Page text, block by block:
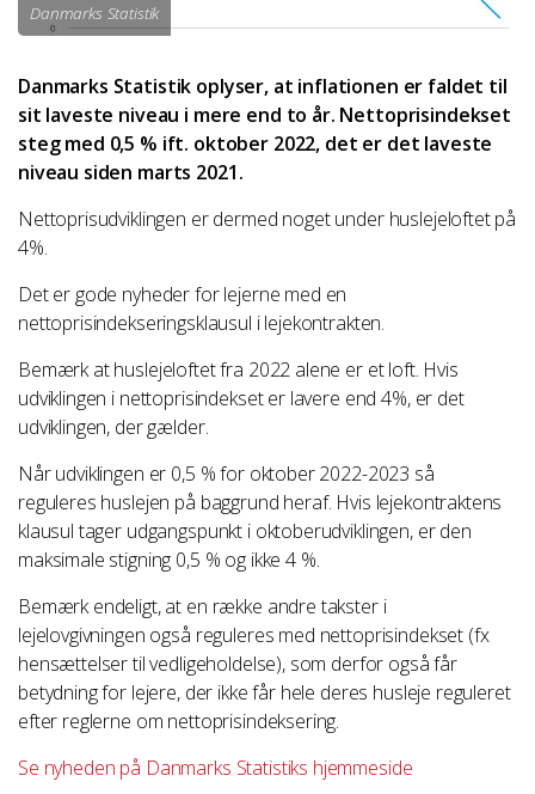
Danmarks Statistik
Danmarks Statistik oplyser, at inflationen er faldet til
sit laveste niveau i mere end to år. Nettoprisindekset
steg med 0,5 % ift. oktober 2022, det er det laveste
niveau siden marts 2021.
Nettoprisudviklingen er dermed noget under huslejeloftet på
4%.
Det er gode nyheder for lejerne med en
nettoprisindekseringsklausul i lejekontrakten.
Bemærk at huslejeloftet fra 2022 alene er et loft. Hvis
udviklingen i nettoprisindekset er lavere end 4%, er det
udviklingen, der gælder.
Når udviklingen er 0,5 % for oktober 2022-2023 så
reguleres huslejen på baggrund heraf. Hvis lejekontraktens
klausul tager udgangspunkt i oktoberudviklingen, er den
maksimale stigning 0,5 % og ikke 4 %.
Bemærk endeligt, at en række andre takster i
lejelovgivningen også reguleres med nettoprisindekset (fx
hensættelser til vedligeholdelse), som derfor også får
betydning for lejere, der ikke får hele deres husleje reguleret
efter reglerne om nettoprisindeksering.
Se nyheden på Danmarks Statistiks hjemmeside